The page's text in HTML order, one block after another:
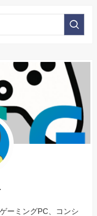
ーミングPC、コンシ